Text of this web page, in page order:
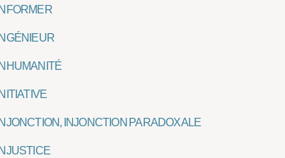
INJONCTION PARADOXALE